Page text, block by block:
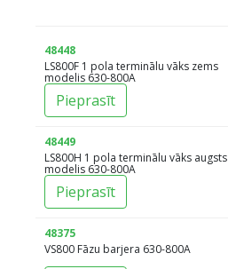
48448
LS800F 1 pola terminālu vāks zems
modelis 630-800A
Pieprasīt
48449
LS800H 1 pola terminālu vāks augsts
modelis 630-800A
Pieprasīt
48375
VS800 Fāzu barjera 630-800A